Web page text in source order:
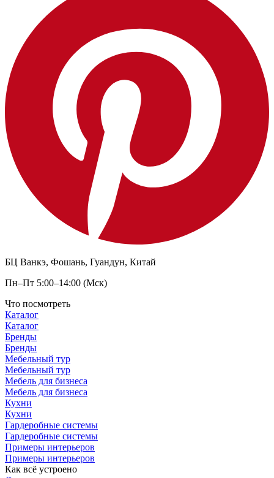
БЦ Ванкэ, Фошань, Гуандун, Китай
Пн–Пт 5:00–14:00 (Мск)
Что посмотреть
Каталог
Каталог
Бренды
Бренды
Мебельный тур
Мебельный тур
Мебель для бизнеса
Мебель для бизнеса
Кухни
Кухни
Гардеробные системы
Гардеробные системы
Примеры интерьеров
Примеры интерьеров
Как всё устроено